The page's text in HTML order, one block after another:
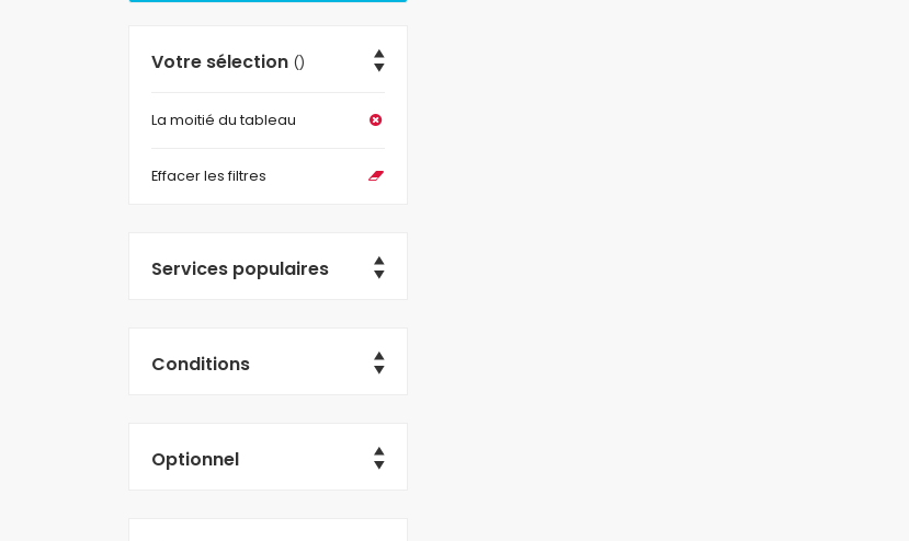
Votre sélection ()
La moitié du tableau
Effacer les filtres
Services populaires
Conditions
Optionnel